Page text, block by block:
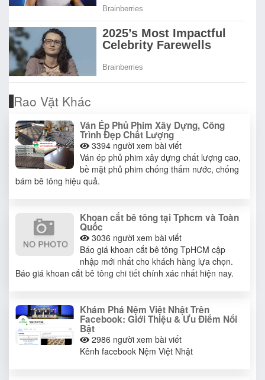
Rao Vặt Khác
Ván Ép Phủ Phim Xây Dựng, Công
Trình Đẹp Chất Lượng
3394 người xem bài viết
Ván ép phủ phim xây dựng chất lượng cao,
bề mặt phủ phim chống thấm nước, chống
bám bê tông hiệu quả.
Khoan cắt bê tông tại Tphcm và Toàn
Quốc
3036 người xem bài viết
Báo giá khoan cắt bê tông TpHCM cập
nhập mới nhất cho khách hàng lựa chọn.
Báo giá khoan cắt bê tông chi tiết chính xác nhất hiện nay.
Khám Phá Nệm Việt Nhật Trên
Facebook: Giới Thiệu & Ưu Điểm Nổi
Bật​
2986 người xem bài viết
Kênh facebook Nệm Việt Nhật